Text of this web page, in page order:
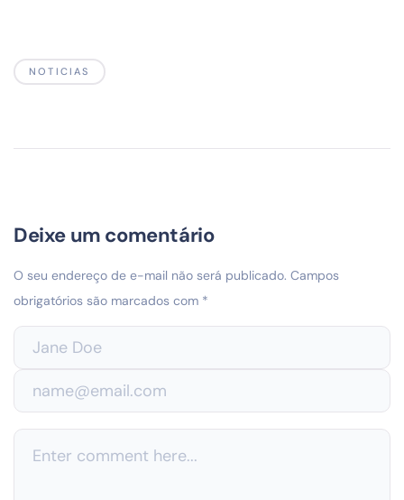
NOTICIAS
Deixe um comentário
O seu endereço de e-mail não será publicado. Campos
obrigatórios são marcados com *